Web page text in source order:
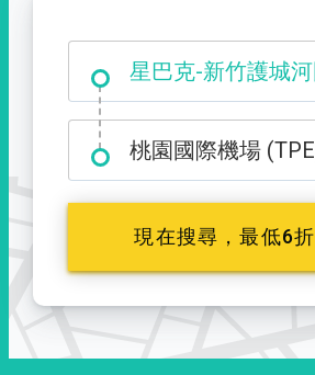
大霸尖山登山口
桃園國際機場
現在搜尋，最低6